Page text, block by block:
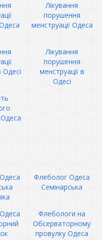
Лікування
порушення
менструації Одеса
Одесі
Лікування
порушення
менструації в
Одесі
Одеса
Флеболог Одеса
Семінарська
Флебологи на
Обсерваторному
провулку Одеса